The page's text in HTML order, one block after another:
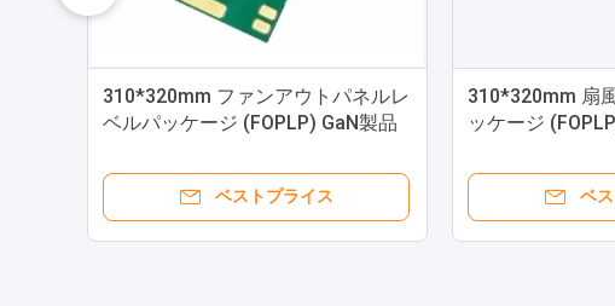
310*320mm ファンアウトパネルレ
ベルパッケージ (FOPLP) GaN製品
ベストプライス
310*320mm 扇
ッケージ
ベ